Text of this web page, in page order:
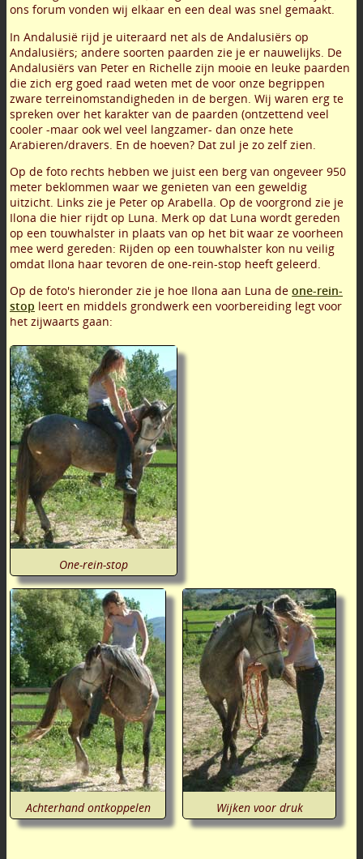
ons forum vonden wij elkaar en een deal was snel gemaakt.
In Andalusië rijd je uiteraard net als de Andalusiërs op
Andalusiërs; andere soorten paarden zie je er nauwelijks. De
Andalusiërs van Peter en Richelle zijn mooie en leuke paarden
die zich erg goed raad weten met de voor onze begrippen
zware terreinomstandigheden in de bergen. Wij waren erg te
spreken over het karakter van de paarden (ontzettend veel
cooler -maar ook wel veel langzamer- dan onze hete
Arabieren/dravers. En de hoeven? Dat zul je zo zelf zien.
Op de foto rechts hebben we juist een berg van ongeveer 950
meter beklommen waar we genieten van een geweldig
uitzicht. Links zie je Peter op Arabella. Op de voorgrond zie je
Ilona die hier rijdt op Luna. Merk op dat Luna wordt gereden
op een touwhalster in plaats van op het bit waar ze voorheen
mee werd gereden: Rijden op een touwhalster kon nu veilig
omdat Ilona haar tevoren de one-rein-stop heeft geleerd.
Op de foto's hieronder zie je hoe Ilona aan Luna de one-rein-
stop leert en middels grondwerk een voorbereiding legt voor
het zijwaarts gaan:
One-rein-stop
Achterhand ontkoppelen Wijken voor druk